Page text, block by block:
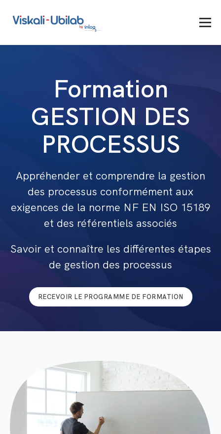
Formation
GESTION DES
PROCESSUS
Appréhender et comprendre la gestion
des processus conformément aux
exigences de la norme NF EN ISO 15189
et des référentiels associés
Savoir et connaître les différentes étapes
de gestion des processus
RECEVOIR LE PROGRAMME DE FORMATION